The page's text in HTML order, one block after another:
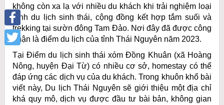
Facebook
Twitter
không còn xa lạ với nhiều du khách khi trải nghiệm loại
hình du lịch sinh thái, cộng đồng kết hợp tắm suối và
trekking tại sườn đông Tam Đảo. Nơi đây đã được công
nhận là điểm du lịch của tỉnh Thái Nguyên năm 2023.
Tại Điểm du lịch sinh thái xóm Đồng Khuân (xã Hoàng
Nông, huyện Đại Từ) có nhiều cơ sở, homestay có thể
đáp ứng các dịch vụ của du khách. Trong khuôn khổ bài
viết này, Du lịch Thái Nguyên sẽ giới thiệu một địa chỉ
khá quy mô, dịch vụ được đầu tư bài bản, không gian